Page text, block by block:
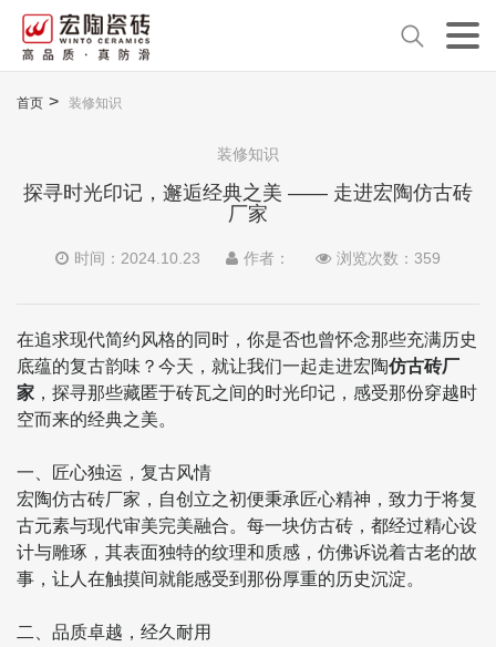
首页 装修知识
装修知识
探寻时光印记，邂逅经典之美 —— 走进宏陶仿古砖
厂家
时间：2024.10.23 作者： 浏览次数： 359
在追求现代简约风格的同时，你是否也曾怀念那些充满历史
底蕴的复古韵味？今天，就让我们一起走进宏陶仿古砖厂
家 ，探寻那些藏匿于砖瓦之间的时光印记，感受那份穿越时
空而来的经典之美。
一、匠心独运，复古风情
宏陶仿古砖厂家，自创立之初便秉承匠心精神，致力于将复
古元素与现代审美完美融合。每一块仿古砖，都经过精心设
计与雕琢，其表面独特的纹理和质感，仿佛诉说着古老的故
事，让人在触摸间就能感受到那份厚重的历史沉淀。
二、品质卓越，经久耐用